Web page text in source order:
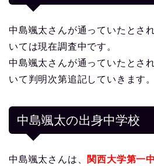
中島颯太さんが通っていたとさ
いては現在調査中です。
中島颯太さんが通っていたとさ
いて判明次第追記していきます。
中島颯太の出身中学校
中島颯太さんは、 関西大学第一